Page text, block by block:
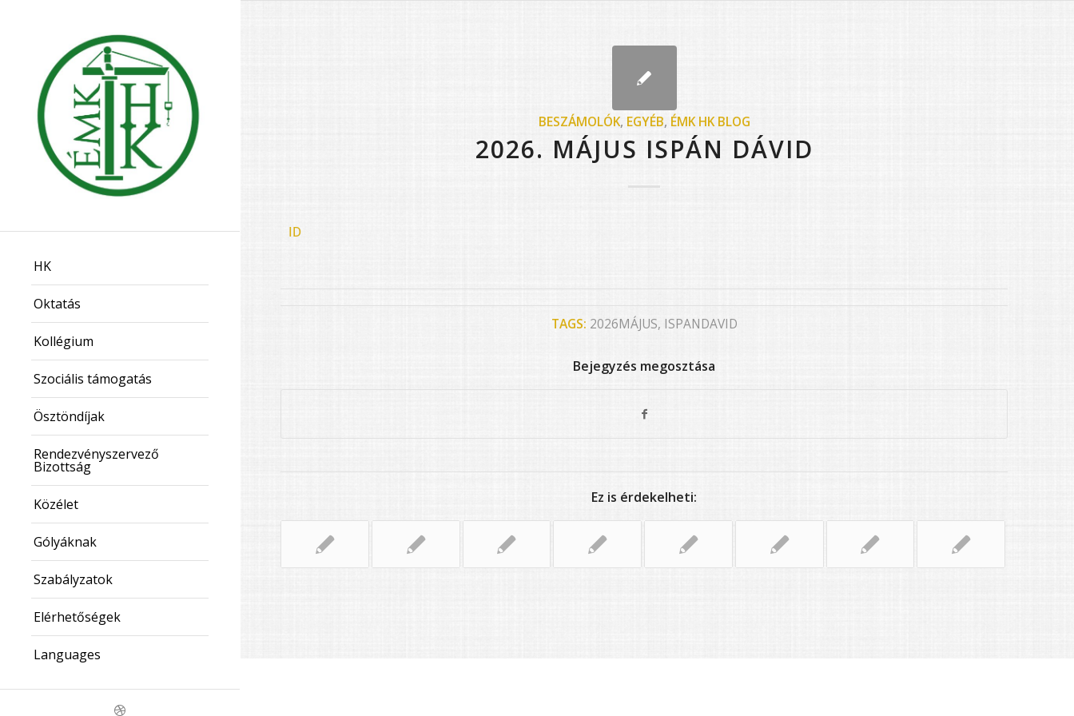
HK
Oktatás
Kollégium
Szociális támogatás
Ösztöndíjak
Rendezvényszervező
Bizottság
Közélet
Gólyáknak
Szabályzatok
Elérhetőségek
Languages
BESZÁMOLÓK, EGYÉB, ÉMK HK BLOG
2026. MÁJUS ISPÁN DÁVID
ID
TAGS: 2026MÁJUS, ISPANDAVID
Bejegyzés megosztása
Ez is érdekelheti: